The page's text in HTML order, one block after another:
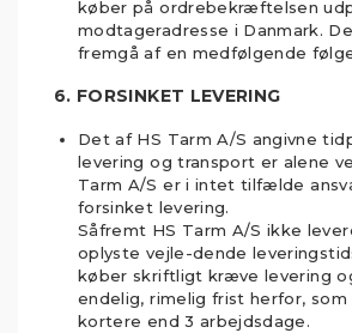
køber på ordrebekræftelsen
modtageradresse i Danmark.
fremgå af en medfølgende
6. FORSINKET LEVERING
Det af HS Tarm A/S angivne
levering og transport er alene
Tarm A/S er i intet tilfælde
forsinket levering.
Såfremt HS Tarm A/S ikke
oplyste vejle-dende
køber skriftligt kræve levering
endelig, rimelig frist herfor,
kortere end 3 arbejdsdage.